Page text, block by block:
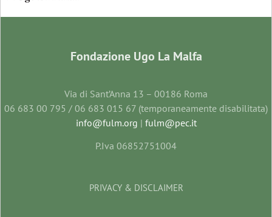
Fondazione Ugo La Malfa
Via di Sant’Anna 13 – 00186 Roma
06 683 00 795 / 06 683 015 67 (temporaneamente disabilitata)
info@fulm.org | fulm@pec.it
P.Iva 06852751004
PRIVACY & DISCLAIMER